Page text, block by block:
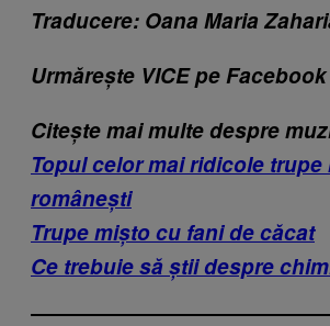
Traducere: Oana Maria
Urmărește VICE pe Facebook
Citește mai multe despre
Topul celor mai ridicole trupe
românești
Trupe mișto cu fani de căcat
Ce trebuie să știi despre